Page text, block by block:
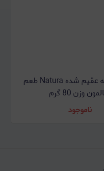
کنسرو گربه عقیم شده Natura طعم
وزن 80 گرم
ناموجود